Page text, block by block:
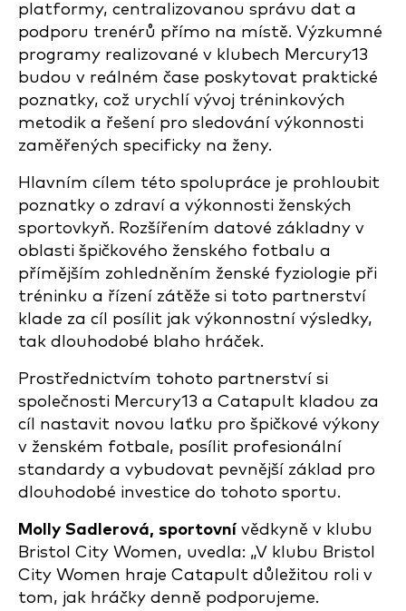
platformy, centralizovanou správu dat a
podporu trenérů přímo na místě. Výzkumné
programy realizované v klubech Mercury13
budou v reálném čase poskytovat praktické
poznatky, což urychlí vývoj tréninkových
metodik a řešení pro sledování výkonnosti
zaměřených specificky na ženy.
Hlavním cílem této spolupráce je prohloubit
poznatky o zdraví a výkonnosti ženských
sportovkyň. Rozšířením datové základny v
oblasti špičkového ženského fotbalu a
přímějším zohledněním ženské fyziologie při
tréninku a řízení zátěže si toto partnerství
klade za cíl posílit jak výkonnostní výsledky,
tak dlouhodobé blaho hráček.
Prostřednictvím tohoto partnerství si
společnosti Mercury13 a Catapult kladou za
cíl nastavit novou laťku pro špičkové výkony
v ženském fotbale, posílit profesionální
standardy a vybudovat pevnější základ pro
dlouhodobé investice do tohoto sportu.
Molly Sadlerová, sportovní vědkyně v klubu
Bristol City Women, uvedla: „V klubu Bristol
City Women hraje Catapult důležitou roli v
tom, jak hráčky denně podporujeme.